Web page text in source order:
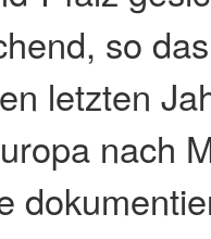
so
letzten
nach